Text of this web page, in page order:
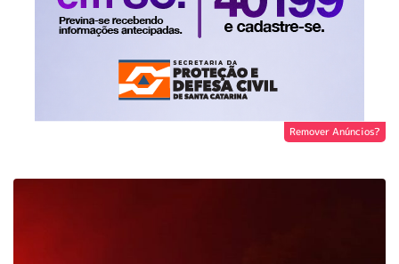
Remover Anúncios?